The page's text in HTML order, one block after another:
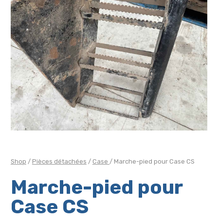
Shop / Pièces détachées / Case / Marche-pied pour Case CS
Marche-pied pour
Case CS